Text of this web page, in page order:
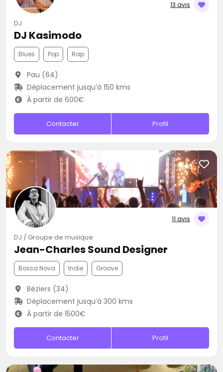
13 avis
DJ
DJ Kasimodo
Blues Pop Rap
Pau (64)
Déplacement jusqu’à 150 kms
À partir de 600€
Contacter Profil
11 avis
DJ / Groupe de musique
Jean-Charles Sound Designer
Bossa Nova Indie Groove
Béziers (34)
Déplacement jusqu’à 300 kms
À partir de 1500€
Contacter Profil